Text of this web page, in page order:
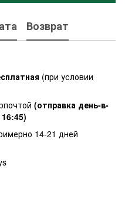
Возврат
(при условии
(отправка день-в-
14-21 дней